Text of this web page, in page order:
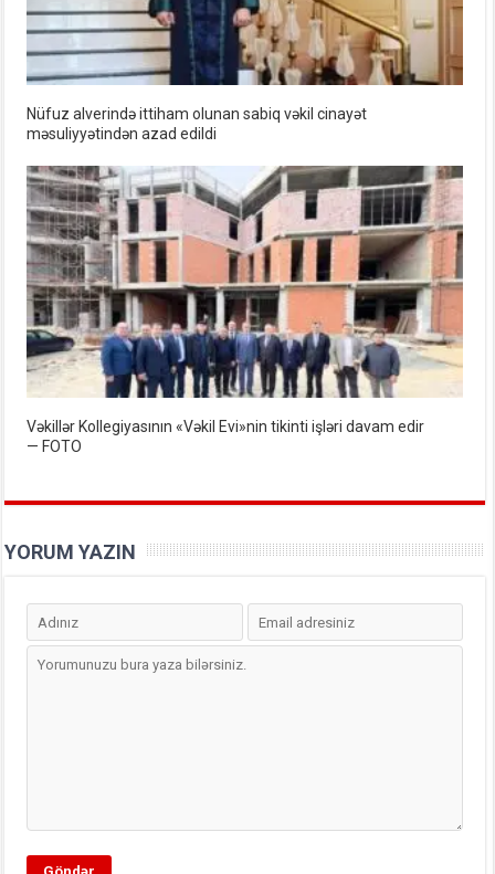
Nüfuz alverində ittiham olunan sabiq vəkil cinayət
məsuliyyətindən azad edildi
Vəkillər Kollegiyasının «Vəkil Evi»nin tikinti işləri davam edir
— FOTO
YORUM YAZIN